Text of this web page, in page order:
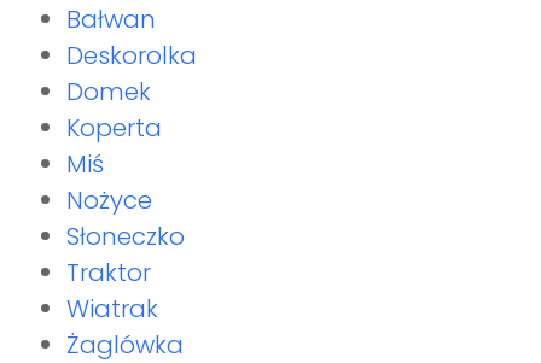
Bałwan
Deskorolka
Domek
Koperta
Miś
Nożyce
Słoneczko
Traktor
Wiatrak
Żaglówka